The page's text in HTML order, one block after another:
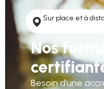
Sur place et à
Nos
Besoin d’une